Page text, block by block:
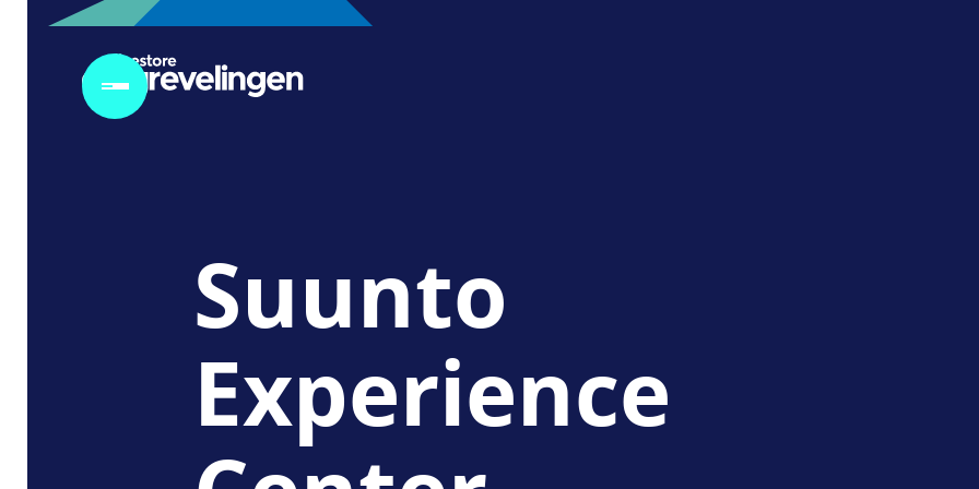
Suunto
Experience